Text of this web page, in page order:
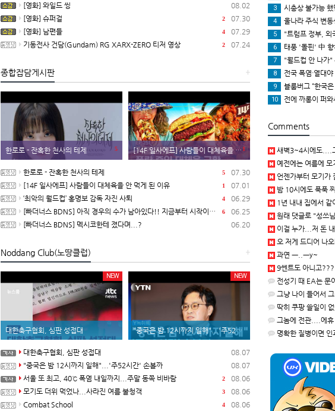
08.02
[영화] 와일드 씽
2 07.30
[영화] 슈퍼걸
4 07.29
[영화] 남편들
2 07.24
기동전사 건담(Gundam) RG XARX-ZERO 티저 영상
+
종합잡담게시판
5
한로로 - 잔혹한 천사의 테제 1
[14F 일사에프] 사람들이 대체육을 안 먹게 된 이유
5 07.30
한로로 - 잔혹한 천사의 테제
1 07.01
[14F 일사에프] 사람들이 대체육을 안 먹게 된 이유
4 06.29
‘최악의 월드컵’ 홍명보 감독 자진 사퇴
6 06.25
[빠더너스 BDNS] 아직 경우의 수가 남아있다!! 지금부터 시작이야!!
06.20
[빠더너스 BDNS] 멕시코한테 졌다며...?
+
Noddang Club(노땅클럽)
NEW
대한축구협회, 심판 성접대
NEW
"중국은 밤 12시까지 일해"...'주52시간' 손볼까
08.07
대한축구협회, 심판 성접대
08.07
"중국은 밤 12시까지 일해"...'주52시간' 손볼까
2 08.06
서울 또 최고, 40℃ 폭염 내일까지...주말 동쪽 비바람
3 08.06
모기도 더위 먹었나...사라진 여름 불청객
4 08.06
Combat School
3 시총상 불가능
4 울나라 주식 변동성은
5 "트럼프 정부, 외국인
6 태풍 '돌핀' 中 향하
7 "월드컵 안 나가" 유럽
8 전국 폭염·열대
9 블룸버그 “한국은 투자 부적
10 전에 까롱이 퍼와서
Comments
새벽3~4시에도....그냥
예전에는 여름에 모기가 극성이었는데
언젠가부터 모기가
밤 10시에도 푹푹
1년 내내 집에서 같이
원래 댓글로 "성쓰님요~" 하
이걸 누가...저 돈 내고 다운로드
오 저게 드디어 나오네요. 저 아케
과연 ㅡ..ㅡy~
9쎈트도 아니고???
전성기 때 EA는 문어발 식으로 주목받는 개발 스튜
그냥 나이 들어서 그런거 아닌가요
딱히 쿠팡 쓸일이
그놈에 전관....에휴
명확한 질병이면 인과관계 추적이 그나마 가능한